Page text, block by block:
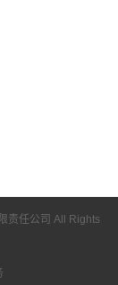
责任公司 All Rights